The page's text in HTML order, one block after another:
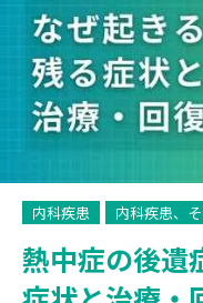
内科疾患 内科疾患、
熱中症の後遺